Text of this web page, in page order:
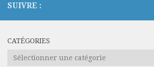
SUIVRE :
CATÉGORIES
Catégories